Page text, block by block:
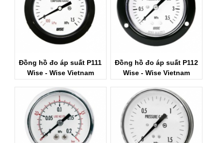
Đồng hồ đo áp suất P111
Wise - Wise Vietnam
Đồng hồ đo áp suất P112
Wise - Wise Vietnam